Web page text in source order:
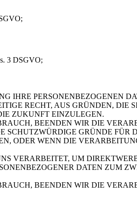
3 DSGVO;
IHRE PERSONENBEZOGENEN
RECHT, AUS GRÜNDEN, DIE
ZUKUNFT EINZULEGEN.
BEENDEN WIR DIE
GRÜNDE FÜR
ODER WENN DIE
VERARBEITET, UM
DATEN ZUM
BEENDEN WIR DIE